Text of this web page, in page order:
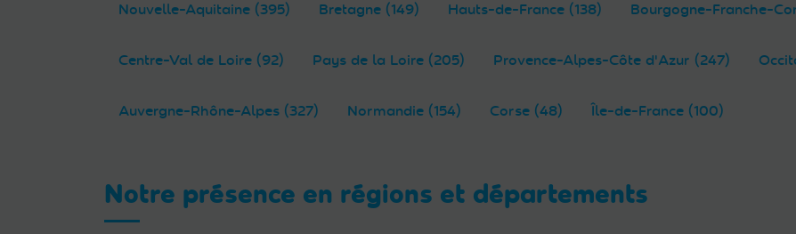
Nouvelle-Aquitaine (395) Bretagne (149) Hauts-de-France (138) Bourgogne-Franche-
Centre-Val de Loire (92) Pays de la Loire (205) Provence-Alpes-Côte d'Azur (247)
Auvergne-Rhône-Alpes (327) Normandie (154) Corse (48) Île-de-France (100)
Notre présence en régions et départements